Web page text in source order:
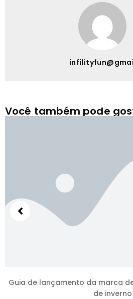
Você também pode
Guia de lançamento da marca
de inverno